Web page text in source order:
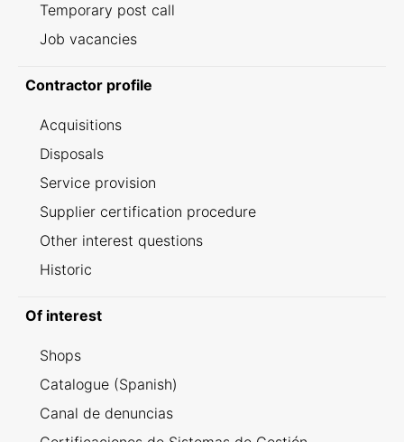
Temporary post call
Job vacancies
Contractor profile
Acquisitions
Disposals
Service provision
Supplier certification procedure
Other interest questions
Historic
Of interest
Shops
Catalogue (Spanish)
Canal de denuncias